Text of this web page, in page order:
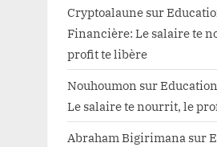
Cryptoalaune sur
Financière: Le salaire te
profit te libère
Nouhoumon sur
Le salaire te nourrit, le
Abraham Bigirimana sur